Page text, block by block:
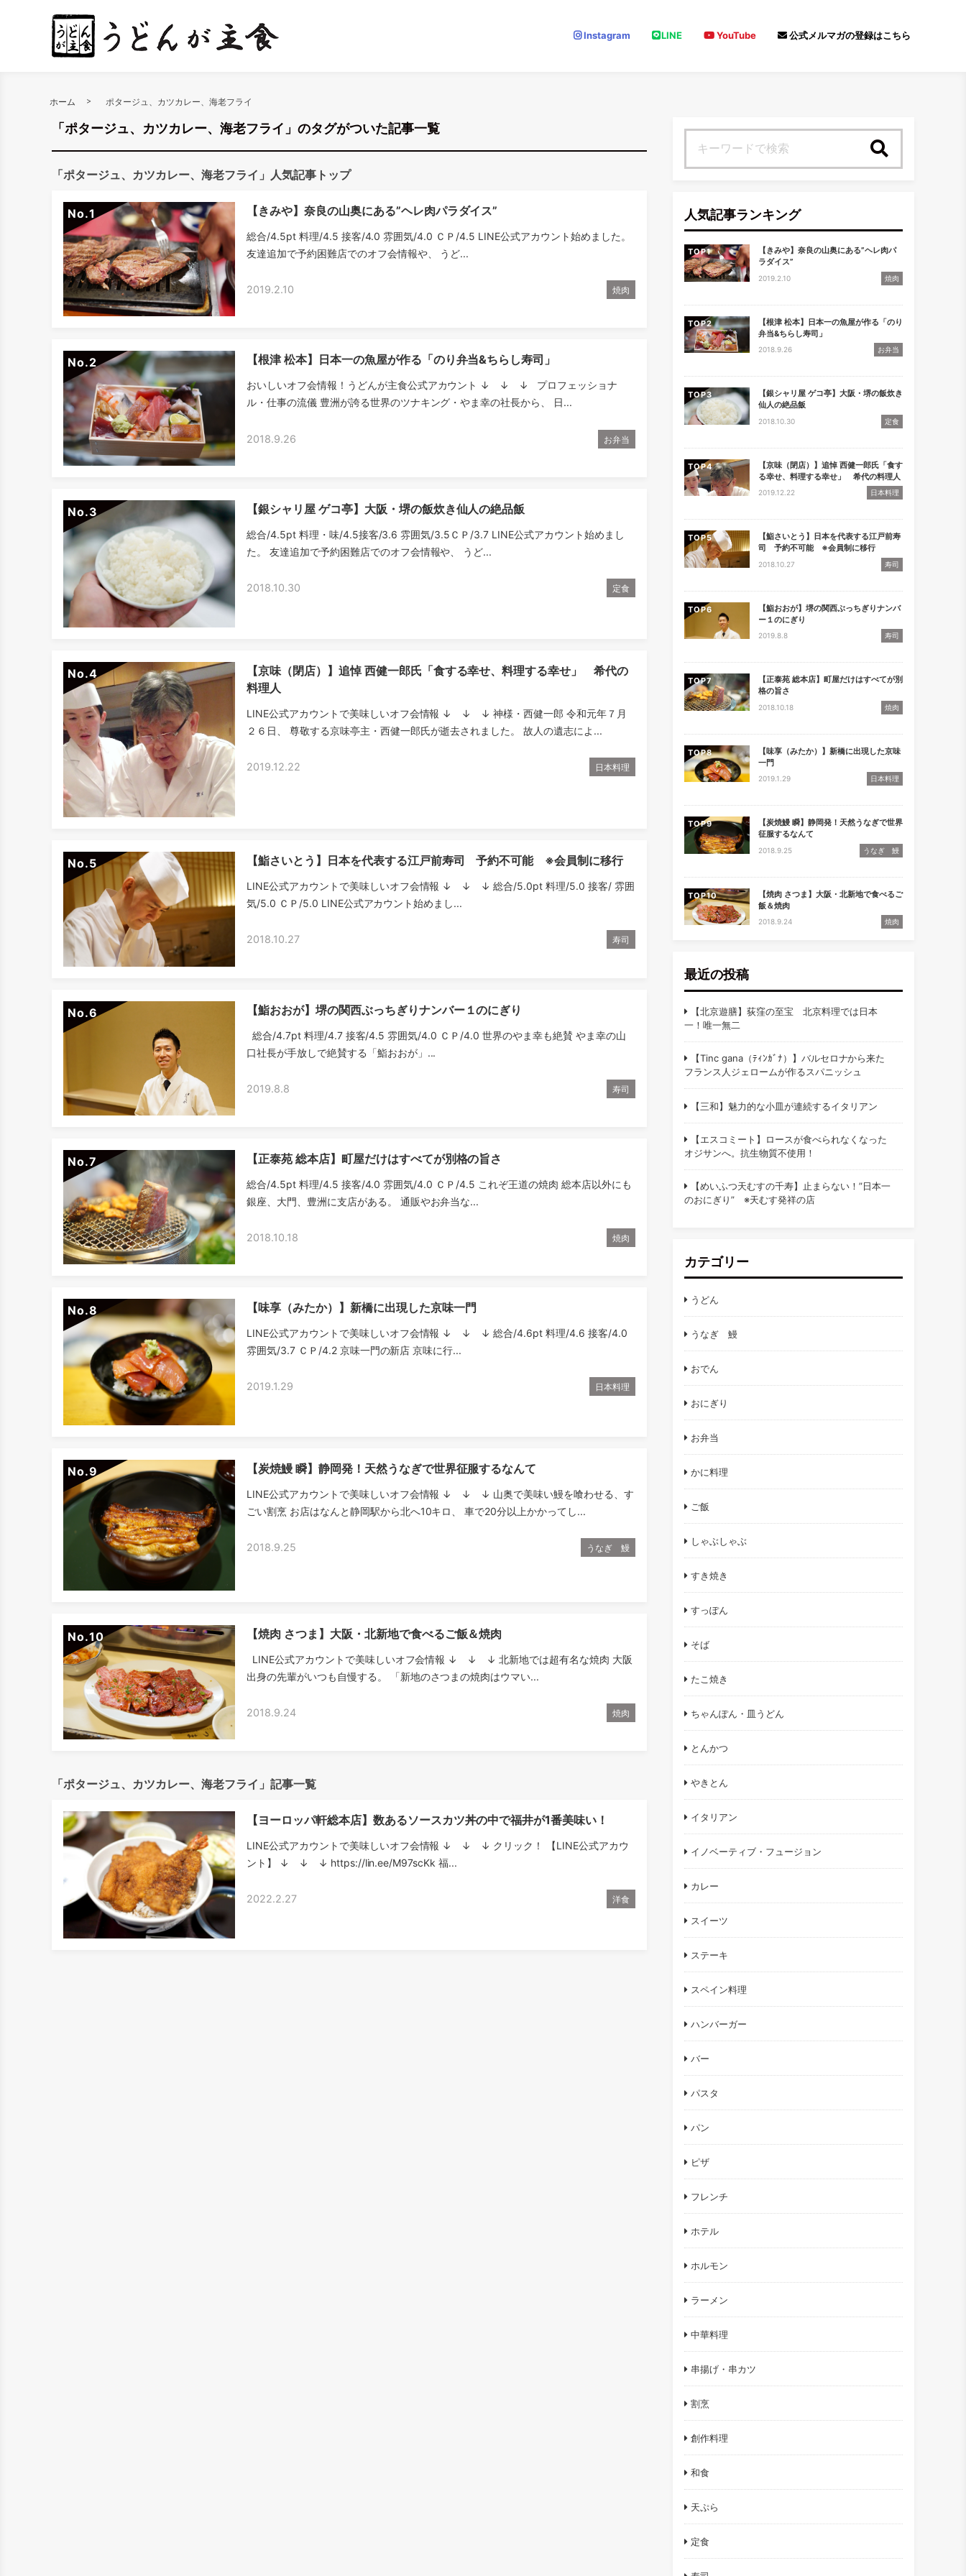
Instagram LINE YouTube 公式メルマガの登録はこちら
ホーム ポタージュ、カツカレー、海老フライ
「ポタージュ、カツカレー、海老フライ」のタグがついた記事一覧
「ポタージュ、カツカレー、海老フライ」人気記事トップ
No. 【きみや】奈良の山奥にある”ヘレ肉パラダイス”
総合/4.5pt 料理/4.5 接客/4.0 雰囲気/4.0 ＣＰ/4.5 LINE公式アカウント始めました。
友達追加で予約困難店でのオフ会情報や、 うど...
2019.2.10 焼肉
No. 【根津 松本】日本一の魚屋が作る「のり弁当&ちらし寿司」
おいしいオフ会情報！うどんが主食公式アカウント ↓ ↓ ↓ プロフェッショナ
ル・仕事の流儀 豊洲が誇る世界のツナキング・やま幸の社長から、 日...
2018.9.26 お弁当
No. 【銀シャリ屋 ゲコ亭】大阪・堺の飯炊き仙人の絶品飯
総合/4.5pt 料理・味/4.5接客/3.6 雰囲気/3.5ＣＰ/3.7 LINE公式アカウント始めまし
た。 友達追加で予約困難店でのオフ会情報や、 うど...
2018.10.30 定食
No.
【京味（閉店）】追悼 西健一郎氏「食する幸せ、料理する幸せ」 希代の
料理人
LINE公式アカウントで美味しいオフ会情報 ↓ ↓ ↓ 神様・西健一郎 令和元年７月
２６日、 尊敬する京味亭主・西健一郎氏が逝去されました。 故人の遺志によ...
2019.12.22 日本料理
No. 【鮨さいとう】日本を代表する江戸前寿司 予約不可能 ※会員制に移行
LINE公式アカウントで美味しいオフ会情報 ↓ ↓ ↓ 総合/5.0pt 料理/5.0 接客/ 雰囲
気/5.0 ＣＰ/5.0 LINE公式アカウント始めまし...
2018.10.27 寿司
No. 【鮨おおが】堺の関西ぶっちぎりナンバー１のにぎり
総合/4.7pt 料理/4.7 接客/4.5 雰囲気/4.0 ＣＰ/4.0 世界のやま幸も絶賛 やま幸の山
口社長が手放しで絶賛する「鮨おおが」...
2019.8.8 寿司
No. 【正泰苑 総本店】町屋だけはすべてが別格の旨さ
総合/4.5pt 料理/4.5 接客/4.0 雰囲気/4.0 ＣＰ/4.5 これぞ王道の焼肉 総本店以外にも
銀座、大門、豊洲に支店がある。 通販やお弁当な...
2018.10.18 焼肉
No. 【味享（みたか）】新橋に出現した京味一門
LINE公式アカウントで美味しいオフ会情報 ↓ ↓ ↓ 総合/4.6pt 料理/4.6 接客/4.0
雰囲気/3.7 ＣＰ/4.2 京味一門の新店 京味に行...
2019.1.29 日本料理
No. 【炭焼鰻 瞬】静岡発！天然うなぎで世界征服するなんて
LINE公式アカウントで美味しいオフ会情報 ↓ ↓ ↓ 山奥で美味い鰻を喰わせる、す
ごい割烹 お店はなんと静岡駅から北へ10キロ、 車で20分以上かかってし...
2018.9.25 うなぎ 鰻
No. 【焼肉 さつま】大阪・北新地で食べるご飯＆焼肉
LINE公式アカウントで美味しいオフ会情報 ↓ ↓ ↓ 北新地では超有名な焼肉 大阪
出身の先輩がいつも自慢する。 「新地のさつまの焼肉はウマい...
2018.9.24 焼肉
「ポタージュ、カツカレー、海老フライ」記事一覧
【ヨーロッパ軒総本店】数あるソースカツ丼の中で福井が1番美味い！
LINE公式アカウントで美味しいオフ会情報 ↓ ↓ ↓ クリック！ 【LINE公式アカウ
ント】 ↓ ↓ ↓ https://lin.ee/M97scKk 福...
2022.2.27 洋食
人気記事ランキング
TOP
【きみや】奈良の山奥にある”ヘレ肉パ
ラダイス”
2019.2.10 焼肉
TOP
【根津 松本】日本一の魚屋が作る「のり
弁当&ちらし寿司」
2018.9.26 お弁当
TOP
【銀シャリ屋 ゲコ亭】大阪・堺の飯炊き
仙人の絶品飯
2018.10.30 定食
TOP
【京味（閉店）】追悼 西健一郎氏「食す
る幸せ、料理する幸せ」 希代の料理人
2019.12.22 日本料理
TOP
【鮨さいとう】日本を代表する江戸前寿
司 予約不可能 ※会員制に移行
2018.10.27 寿司
TOP
【鮨おおが】堺の関西ぶっちぎりナンバ
ー１のにぎり
2019.8.8 寿司
TOP
【正泰苑 総本店】町屋だけはすべてが別
格の旨さ
2018.10.18 焼肉
TOP
【味享（みたか）】新橋に出現した京味
一門
2019.1.29 日本料理
TOP
【炭焼鰻 瞬】静岡発！天然うなぎで世界
征服するなんて
2018.9.25 うなぎ 鰻
TOP
【焼肉 さつま】大阪・北新地で食べるご
飯＆焼肉
2018.9.24 焼肉
最近の投稿
【北京遊膳】荻窪の至宝 北京料理では日本
一！唯一無二
【Tinc gana（ﾃｨﾝｶﾞﾅ）】バルセロナから来た
フランス人ジェロームが作るスパニッシュ
【三和】魅力的な小皿が連続するイタリアン
【エスコミート】ロースが食べられなくなった
オジサンへ。抗生物質不使用！
【めいふつ天むすの千寿】止まらない！”日本一
のおにぎり” ※天むす発祥の店
カテゴリー
うどん
うなぎ 鰻
おでん
おにぎり
お弁当
かに料理
ご飯
しゃぶしゃぶ
すき焼き
すっぽん
そば
たこ焼き
ちゃんぽん・皿うどん
とんかつ
やきとん
イタリアン
イノベーティブ・フュージョン
カレー
スイーツ
ステーキ
スペイン料理
ハンバーガー
バー
パスタ
パン
ピザ
フレンチ
ホテル
ホルモン
ラーメン
中華料理
串揚げ・串カツ
割烹
創作料理
和食
天ぷら
定食